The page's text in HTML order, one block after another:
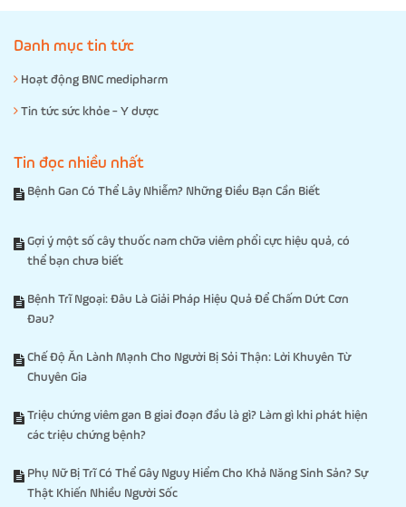
Danh mục tin tức
Hoạt động BNC medipharm
Tin tức sức khỏe - Y dược
Tin đọc nhiều nhất
Bệnh Gan Có Thể Lây Nhiễm? Những Điều Bạn Cần Biết
Gợi ý một số cây thuốc nam chữa viêm phổi cực hiệu quả, có
thể bạn chưa biết
Bệnh Trĩ Ngoại: Đâu Là Giải Pháp Hiệu Quả Để Chấm Dứt Cơn
Đau?
Chế Độ Ăn Lành Mạnh Cho Người Bị Sỏi Thận: Lời Khuyên Từ
Chuyên Gia
Triệu chứng viêm gan B giai đoạn đầu là gì? Làm gì khi phát hiện
các triệu chứng bệnh?
Phụ Nữ Bị Trĩ Có Thể Gây Nguy Hiểm Cho Khả Năng Sinh Sản? Sự
Thật Khiến Nhiều Người Sốc